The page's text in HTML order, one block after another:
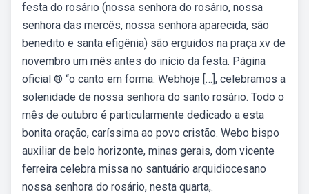
festa do rosário (nossa senhora do rosário, nossa
senhora das mercês, nossa senhora aparecida, são
benedito e santa efigênia) são erguidos na praça xv de
novembro um mês antes do início da festa. Página
oficial ®️ “o canto em forma. Webhoje […], celebramos a
solenidade de nossa senhora do santo rosário. Todo o
mês de outubro é particularmente dedicado a esta
bonita oração, caríssima ao povo cristão. Webo bispo
auxiliar de belo horizonte, minas gerais, dom vicente
ferreira celebra missa no santuário arquidiocesano
nossa senhora do rosário, nesta quarta,.